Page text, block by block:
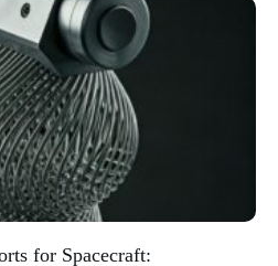
for Spacecraft: